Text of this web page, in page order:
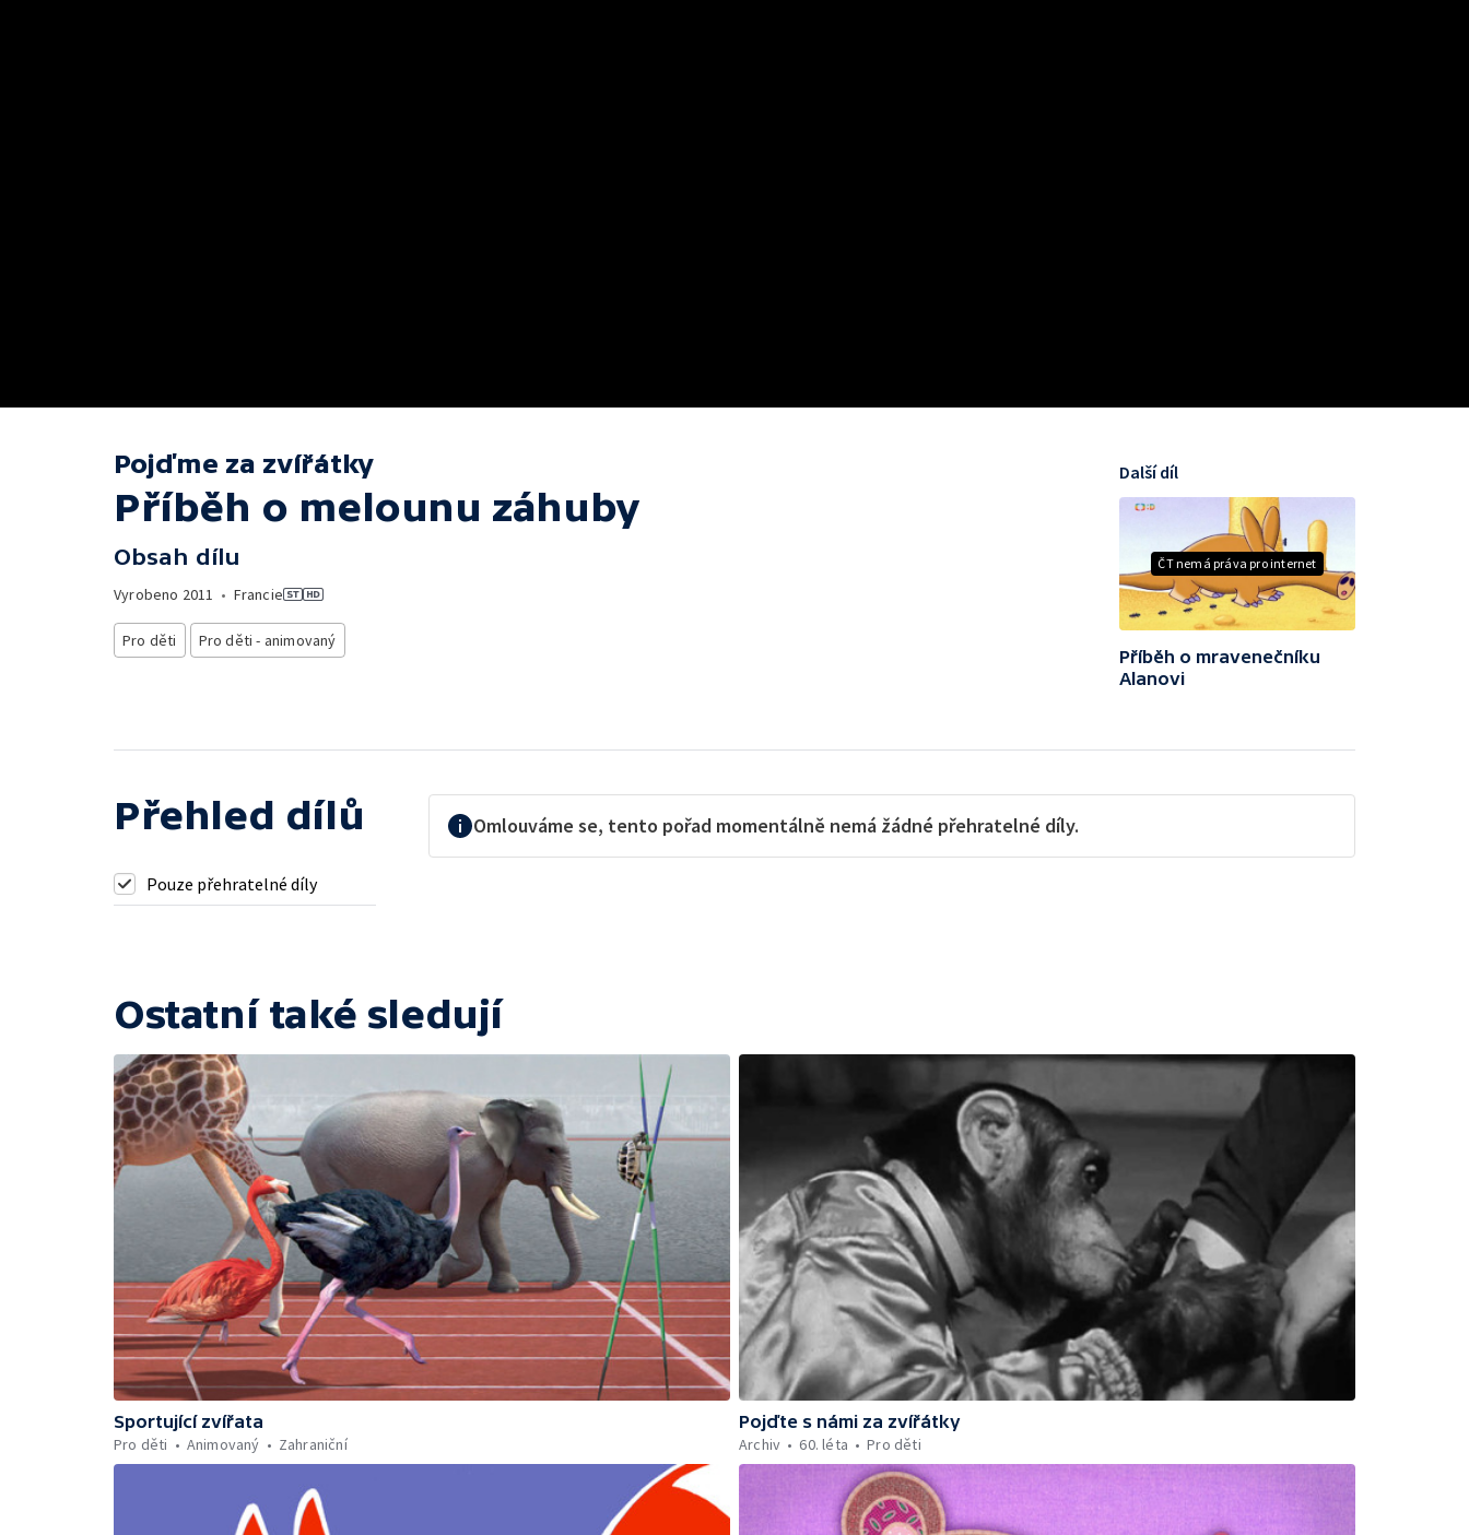
Pojďme za zvířátky
Příběh o melounu záhuby
Obsah dílu
Vyrobeno 2011 • Francie
Pro děti Pro děti - animovaný
ČT nemá práva pro internet
Další díl
Příběh o mravenečníku
Alanovi
Přehled dílů
Pouze přehratelné díly
Omlouváme se, tento pořad momentálně nemá žádné přehratelné díly.
Ostatní také sledují
Sportující zvířata
Pro děti
Animovaný Zahraniční
Pojďte s námi za zvířátky
Archiv
60. léta Pro děti